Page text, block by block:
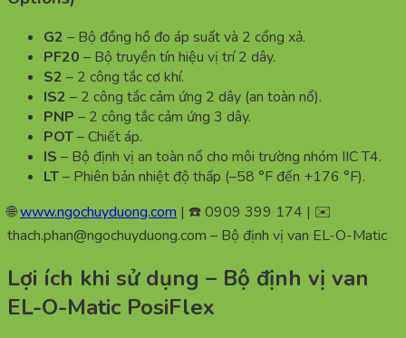
G2 – Bộ đồng hồ đo áp suất và 2 cổng xả.
PF20 – Bộ truyền tín hiệu vị trí 2 dây.
S2 – 2 công tắc cơ khí.
IS2 – 2 công tắc cảm ứng 2 dây (an toàn nổ).
PNP – 2 công tắc cảm ứng 3 dây.
POT– Chiết áp.
IS – Bộ định vị an toàn nổ cho môi trường nhóm IIC T4.
LT– Phiên bản nhiệt độ thấp (–58 °F đến +176 °F).
🌐www.ngochuyduong.com | ☎️ 0909 399 174 | ✉️
thach.phan@ngochuyduong.com – Bộ định vị van EL-O-Matic
Lợi ích khi sử dụng – Bộ định vị van
EL-O-Matic PosiFlex